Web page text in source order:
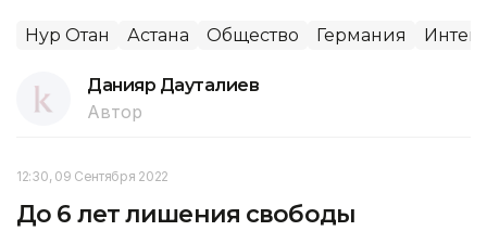
Нур Отан Астана Общество Германия
Данияр Дауталиев
Автор
12:30, 09 Сентября 2022
До 6 лет лишения свободы